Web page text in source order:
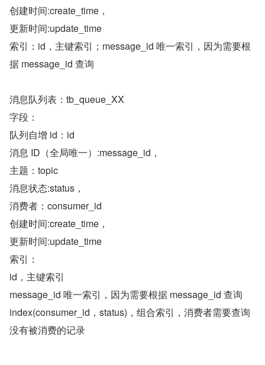
创建时间:create_time，
更新时间:update_time
索引：id，主键索引；message_id 唯一索引，因为需要根
据 message_id 查询
消息队列表：tb_queue_XX
字段：
队列自增 id：id
消息 ID（全局唯一）:message_id，
主题：topic
消息状态:status，
消费者：consumer_id
创建时间:create_time，
更新时间:update_time
索引：
id，主键索引
message_id 唯一索引，因为需要根据 message_id 查询
index(consumer_id，status)，组合索引，消费者需要查询
没有被消费的记录